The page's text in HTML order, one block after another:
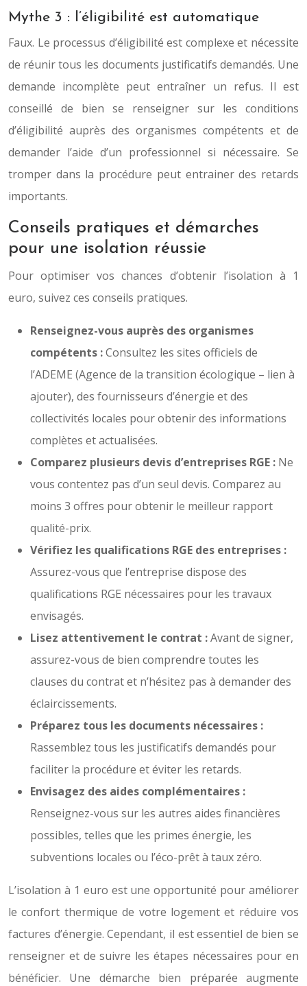
Mythe 3 : l’éligibilité est automatique
Faux. Le processus d’éligibilité est complexe et nécessite
de réunir tous les documents justificatifs demandés. Une
demande incomplète peut entraîner un refus. Il est
conseillé de bien se renseigner sur les conditions
d’éligibilité auprès des organismes compétents et de
demander l’aide d’un professionnel si nécessaire. Se
tromper dans la procédure peut entrainer des retards
importants.
Conseils pratiques et démarches
pour une isolation réussie
Pour optimiser vos chances d’obtenir l’isolation à 1
euro, suivez ces conseils pratiques.
Renseignez-vous auprès des organismes
compétents :Consultez les sites officiels de
l’ADEME (Agence de la transition écologique – lien à
ajouter), des fournisseurs d’énergie et des
collectivités locales pour obtenir des informations
complètes et actualisées.
Comparez plusieurs devis d’entreprises RGE : Ne
vous contentez pas d’un seul devis. Comparez au
moins 3 offres pour obtenir le meilleur rapport
qualité-prix.
Vérifiez les qualifications RGE des entreprises :
Assurez-vous que l’entreprise dispose des
qualifications RGE nécessaires pour les travaux
envisagés.
Lisez attentivement le contrat :Avant de signer,
assurez-vous de bien comprendre toutes les
clauses du contrat et n’hésitez pas à demander des
éclaircissements.
Préparez tous les documents nécessaires :
Rassemblez tous les justificatifs demandés pour
faciliter la procédure et éviter les retards.
Envisagez des aides complémentaires :
Renseignez-vous sur les autres aides financières
possibles, telles que les primes énergie, les
subventions locales ou l’éco-prêt à taux zéro.
L’isolation à 1 euro est une opportunité pour améliorer
le confort thermique de votre logement et réduire vos
factures d’énergie. Cependant, il est essentiel de bien se
renseigner et de suivre les étapes nécessaires pour en
bénéficier. Une démarche bien préparée augmente